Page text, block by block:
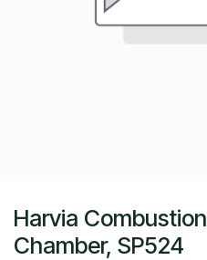
Harvia
Chamber, SP524